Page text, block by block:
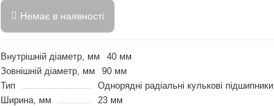
Немає в наявності
Внутрішній діаметр, мм
40 мм
Зовнішній діаметр, мм
90 мм
Тип
Однорядні радіальні кулькові підшипники
Ширина, мм
23 мм